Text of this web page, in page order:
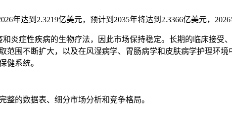
年达到2.3219亿美元，预计到2035年将达到2.3366亿美元，
炎症性疾病的生物疗法，因此市场保持稳定。长期的临床接
范围不断扩大，以及在风湿病学、胃肠病学和皮肤病学护理环
健系统。
整的数据表、细分市场分析和竞争格局。